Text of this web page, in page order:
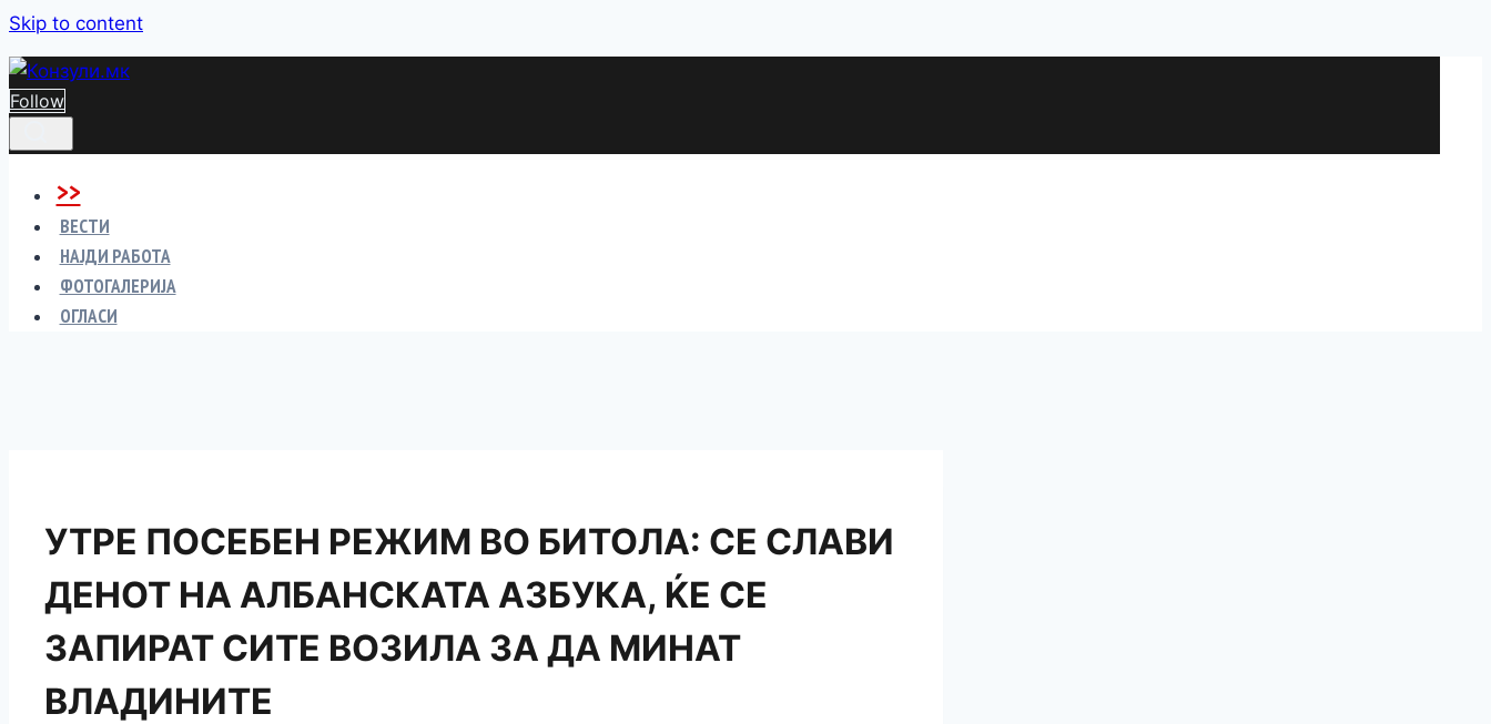
Skip to content
Follow
>>
ВЕСТИ
НАЈДИ РАБОТА
ФОТОГАЛЕРИЈА
ОГЛАСИ
УТРЕ ПОСЕБЕН РЕЖИМ ВО БИТОЛА: СЕ СЛАВИ
ДЕНОТ НА АЛБАНСКАТА АЗБУКА, ЌЕ СЕ
ЗАПИРАТ СИТЕ ВОЗИЛА ЗА ДА МИНАТ
ВЛАДИНИТЕ